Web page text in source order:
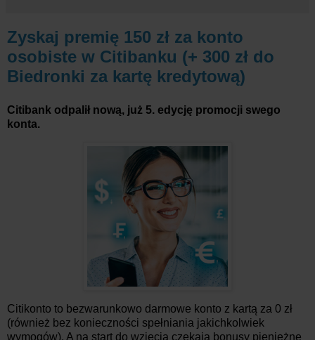
Zyskaj premię 150 zł za konto
osobiste w Citibanku (+ 300 zł do
Biedronki za kartę kredytową)
Citibank odpalił nową, już 5. edycję promocji swego
konta.
Citikonto to bezwarunkowo darmowe konto z kartą za 0 zł
(również bez konieczności spełniania jakichkolwiek
wymogów). A na start do wzięcia czekają bonusy pieniężne